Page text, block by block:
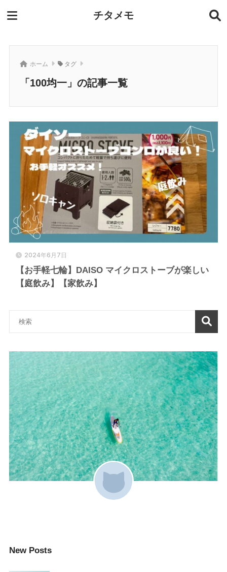
チタメモ
ホーム タグ
「100均一」の記事一覧
2024年6月7日
【お手軽七輪】DAISO マイクロストーブが楽しい
【庭飲み】【家飲み】
New Posts